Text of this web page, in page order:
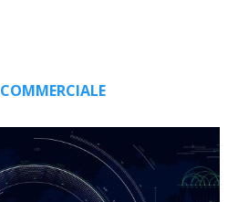
COMMERCIALE